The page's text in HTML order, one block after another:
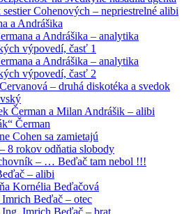
Cohenových – nepriestrelné alibi
a Andrášika
a Andrášika – analytika
výpovedí, časť 1
a Andrášika – analytika
výpovedí, časť 2
– druhá diskotéka a svedok
Čerman a Milan Andrášik – alibi
Čerman
Cohen sa zamietajú
8 rokov odňatia slobody
– … Beďač tam nebol !!!
– alibi
Kornélia Beďačová
Imrich Beďač – otec
Ing. Imrich Beďač – brat